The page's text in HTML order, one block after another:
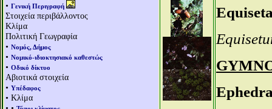
• Γενική Περιγραφή
Στοιχεία περιβάλλοντος
Κλίμα
Πολιτική Γεωγραφία
• Νομός, Δήμος
• Νομικό-ιδιοκτησιακό καθεστώς
• Οδικό δίκτυο
Αβιοτικά στοιχεία
• Υπέδαφος
• Κλίμα